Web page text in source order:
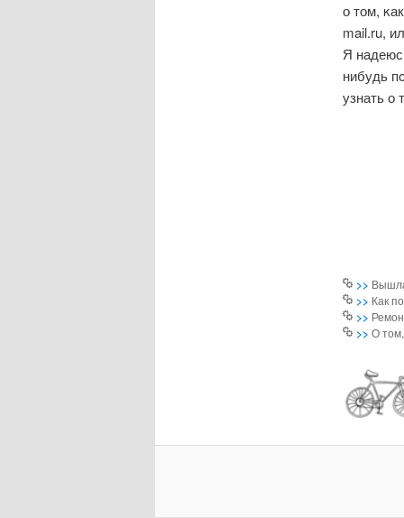
о том,
mail.ru,
Я
нибудь
узнать о
>>
>> Как
>>
>> О